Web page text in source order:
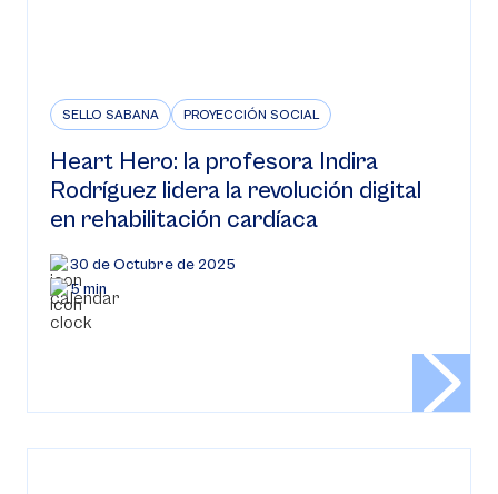
SELLO SABANA PROYECCIÓN SOCIAL
Heart Hero: la profesora Indira
Rodríguez lidera la revolución digital
en rehabilitación cardíaca
30 de Octubre de 2025
5 min